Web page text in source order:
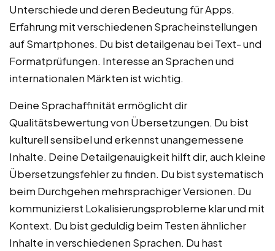
Unterschiede und deren Bedeutung für Apps.
Erfahrung mit verschiedenen Spracheinstellungen
auf Smartphones. Du bist detailgenau bei Text- und
Formatprüfungen. Interesse an Sprachen und
internationalen Märkten ist wichtig.
Deine Sprachaffinität ermöglicht dir
Qualitätsbewertung von Übersetzungen. Du bist
kulturell sensibel und erkennst unangemessene
Inhalte. Deine Detailgenauigkeit hilft dir, auch kleine
Übersetzungsfehler zu finden. Du bist systematisch
beim Durchgehen mehrsprachiger Versionen. Du
kommunizierst Lokalisierungsprobleme klar und mit
Kontext. Du bist geduldig beim Testen ähnlicher
Inhalte in verschiedenen Sprachen. Du hast